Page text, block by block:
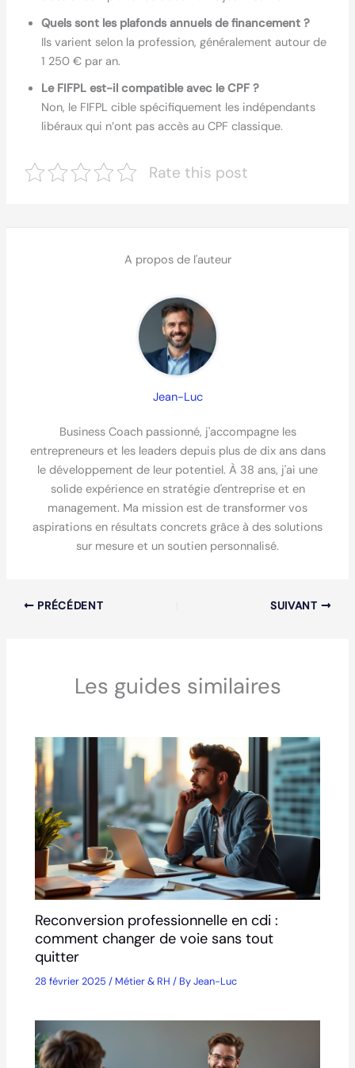
Quels sont les plafonds annuels de financement ?
Ils varient selon la profession, généralement autour de
1 250 € par an.
Le FIFPL est-il compatible avec le CPF ?
Non, le FIFPL cible spécifiquement les indépendants
libéraux qui n’ont pas accès au CPF classique.
Rate this post
A propos de l'auteur
Jean-Luc
Business Coach passionné, j'accompagne les
entrepreneurs et les leaders depuis plus de dix ans dans
le développement de leur potentiel. À 38 ans, j'ai une
solide expérience en stratégie d'entreprise et en
management. Ma mission est de transformer vos
aspirations en résultats concrets grâce à des solutions
sur mesure et un soutien personnalisé.
PRÉCÉDENT SUIVANT
Les guides similaires
Reconversion professionnelle en cdi :
comment changer de voie sans tout
quitter
28 février 2025/ Métier & RH / ByJean-Luc